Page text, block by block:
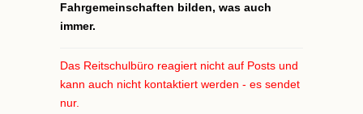
Fahrgemeinschaften bilden, was auch
immer.
Das Reitschulbüro reagiert nicht auf Posts und
kann auch nicht kontaktiert werden - es sendet
nur.